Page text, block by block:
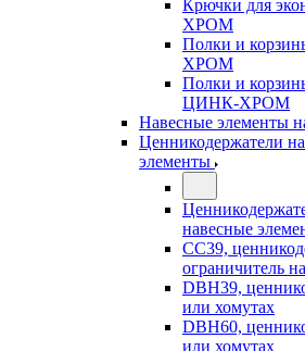
Крючки для
ХРОМ
Полки и
ХРОМ
Полки и
ЦИНК-ХРОМ
Навесные
Ценникодержатели
элементы
навесные
CC39,
ограничитель
DBH39,
или хомутах
DBH60,
или хомутах